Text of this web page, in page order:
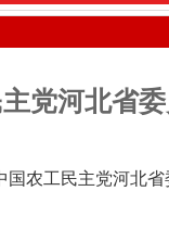
党河北省
国农工民主党河北